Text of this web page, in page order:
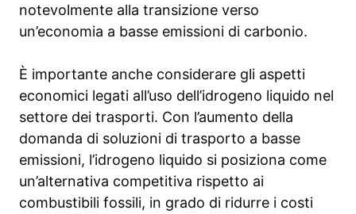
notevolmente alla transizione verso
un’economia a basse emissioni di carbonio.
È importante anche considerare gli aspetti
economici legati all’uso dell’idrogeno liquido nel
settore dei trasporti. Con l’aumento della
domanda di soluzioni di trasporto a basse
emissioni, l’idrogeno liquido si posiziona come
un’alternativa competitiva rispetto ai
combustibili fossili, in grado di ridurre i costi